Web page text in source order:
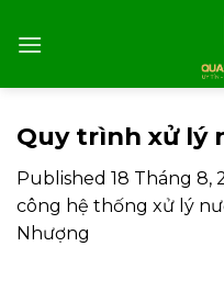
Quy trình xử lý
Published 18 Tháng 8,
công hệ thống xử lý
Nhượng